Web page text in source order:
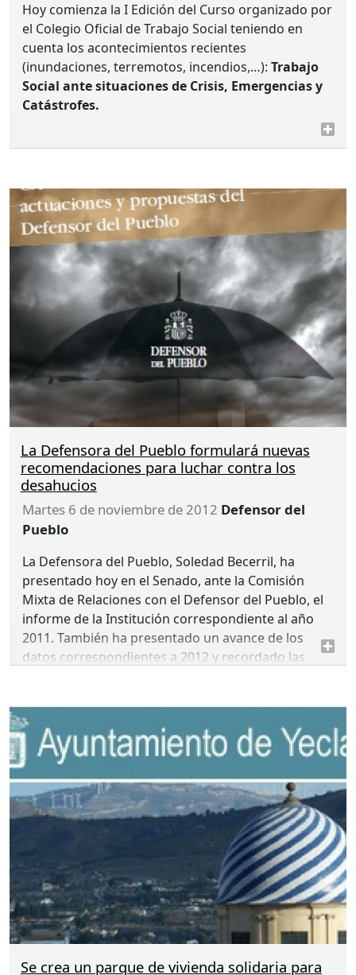
Hoy comienza la I Edición del Curso organizado por
el Colegio Oficial de Trabajo Social teniendo en
cuenta los acontecimientos recientes
(inundaciones, terremotos, incendios,…): Trabajo
Social ante situaciones de Crisis, Emergencias y
Catástrofes.
La Defensora del Pueblo formulará nuevas
recomendaciones para luchar contra los
desahucios
martes 6 de noviembre de 2012 Defensor del
Pueblo
La Defensora del Pueblo, Soledad Becerril, ha
presentado hoy en el Senado, ante la Comisión
Mixta de Relaciones con el Defensor del Pueblo, el
informe de la Institución correspondiente al año
2011. También ha presentado un avance de los
datos correspondientes a 2012 y recordado las
hipotecarios”“:http://www.defensordelpueblo.es/es/
Se crea un parque de vivienda solidaria para